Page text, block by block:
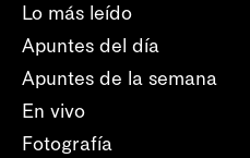
Lo más leído
Apuntes del día
Apuntes de la semana
En vivo
Fotografía